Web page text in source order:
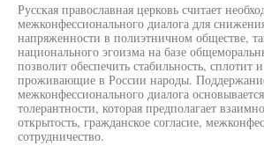
Русская православная церковь считает
межконфессионального диалога для
напряженности в полиэтничном обществе,
национального эгоизма на базе
позволит обеспечить стабильность, сплотит
проживающие в России народы.
межконфессионального диалога
толерантности, которая предполагает
открытость, гражданское согласие,
сотрудничество.